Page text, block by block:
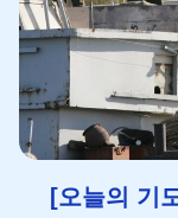
[오늘의 기